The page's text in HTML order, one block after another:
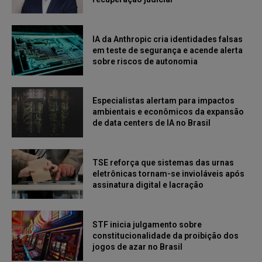
IA da Anthropic cria identidades falsas
em teste de segurança e acende alerta
sobre riscos de autonomia
Especialistas alertam para impactos
ambientais e econômicos da expansão
de data centers de IA no Brasil
TSE reforça que sistemas das urnas
eletrônicas tornam-se invioláveis após
assinatura digital e lacração
STF inicia julgamento sobre
constitucionalidade da proibição dos
jogos de azar no Brasil